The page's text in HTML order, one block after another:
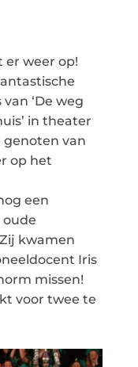
er weer op!
van ‘De weg
in theater
genoten van
op het
een
oude
kwamen
Iris
missen!
voor twee te